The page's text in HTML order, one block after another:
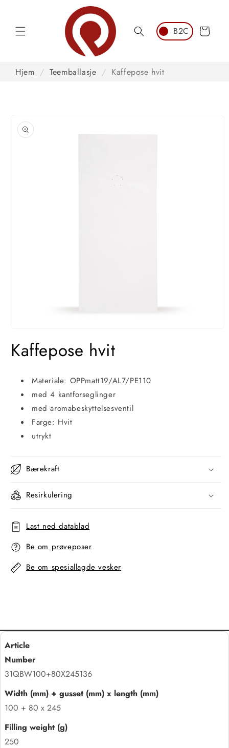
Handlekurv
Hjem / Teemballasje / Kaffepose hvit
til
1
iKaffepose hvit
Materiale: OPPmatt19/AL7/PE110
med 4 kantforseglinger
med aromabeskyttelsesventil
Farge: Hvit
utrykt
Bærekraft
Resirkulering
Last ned datablad
Be om prøveposer
Be om spesiallagde vesker
31QBW100+80X245136
100 + 80 x 245
250